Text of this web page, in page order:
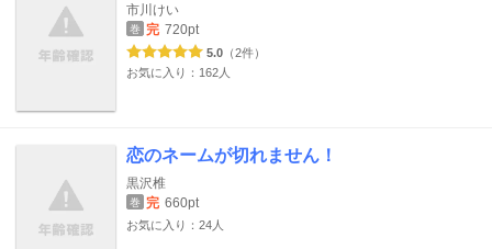
市川けい
巻 完 720pt
5.0 （2件）
お気に入り：162人
恋のネームが切れません！
黒沢椎
巻 完 660pt
お気に入り：24人